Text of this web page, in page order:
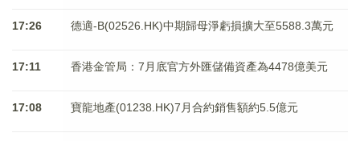
17:26 德適-B(02526.HK)中期歸母淨虧損擴大至5588.3萬元
17:11 香港金管局：7月底官方外匯儲備資產為4478億美元
17:08 寶龍地產(01238.HK)7月合約銷售額約5.5億元